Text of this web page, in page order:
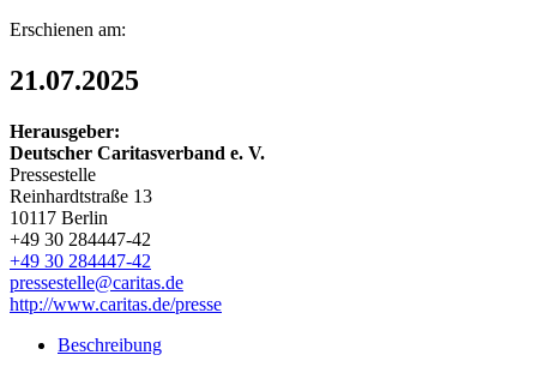
Erschienen am:
21.07.2025
Herausgeber:
Deutscher Caritasverband e. V.
Pressestelle
Reinhardtstraße 13
10117 Berlin
+49 30 284447-42
+49 30 284447-42
pressestelle@caritas.de
http://www.caritas.de/presse
Beschreibung